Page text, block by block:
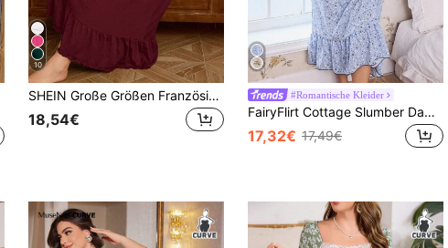
10
SHEIN Große Größen Französischer Retro-Palast-Stil elegantes Mesh- & Spitzen-Patchwork, hautfreundliches rotes Milchseide Midi-Lose Lässig Nachthemd, Moo Moo Nachthemd
18,54€
#Romantische Kleider
FairyFlirt Cottage Slumber Damen Große Größen romantischer Blume Muster Schleife Kurzarm Nachthemd, Moo Moo Nachthemd
17,32€ 17,49€